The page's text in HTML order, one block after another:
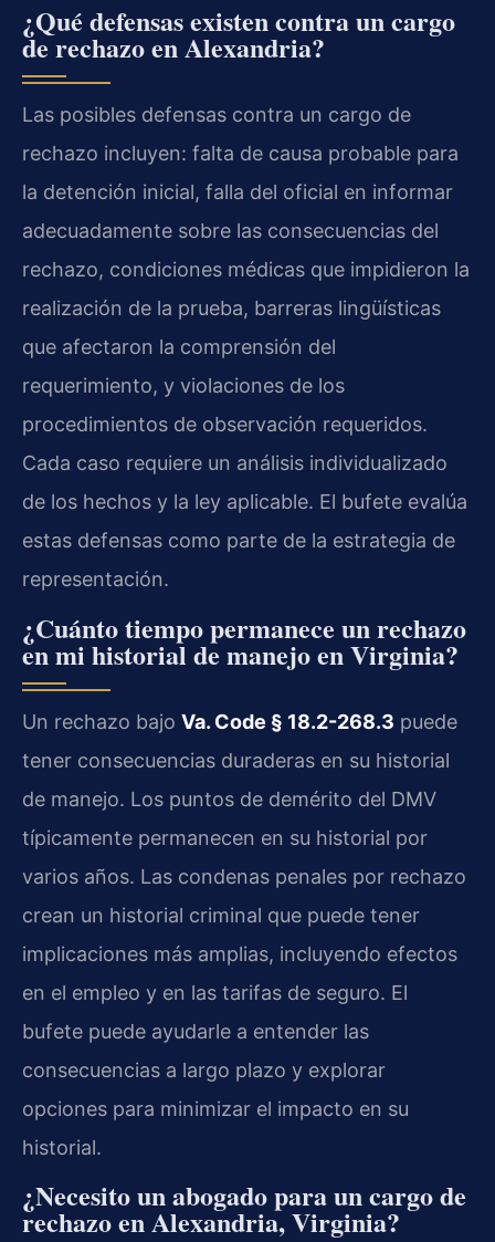
¿Qué defensas existen contra un cargo
de rechazo en Alexandria?
Las posibles defensas contra un cargo de
rechazo incluyen: falta de causa probable para
la detención inicial, falla del oficial en informar
adecuadamente sobre las consecuencias del
rechazo, condiciones médicas que impidieron la
realización de la prueba, barreras lingüísticas
que afectaron la comprensión del
requerimiento, y violaciones de los
procedimientos de observación requeridos.
Cada caso requiere un análisis individualizado
de los hechos y la ley aplicable. El bufete evalúa
estas defensas como parte de la estrategia de
representación.
¿Cuánto tiempo permanece un rechazo
en mi historial de manejo en Virginia?
Un rechazo bajo Va. Code § 18.2-268.3 puede
tener consecuencias duraderas en su historial
de manejo. Los puntos de demérito del DMV
típicamente permanecen en su historial por
varios años. Las condenas penales por rechazo
crean un historial criminal que puede tener
implicaciones más amplias, incluyendo efectos
en el empleo y en las tarifas de seguro. El
bufete puede ayudarle a entender las
consecuencias a largo plazo y explorar
opciones para minimizar el impacto en su
historial.
¿Necesito un abogado para un cargo de
rechazo en Alexandria, Virginia?